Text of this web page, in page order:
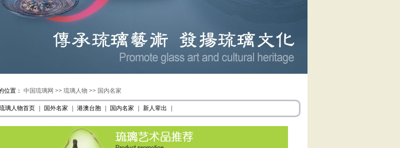
位置： 中国琉璃网 >> 琉璃人物 >> 国内名家
璃人物首页 国外名家 港澳台胞 国内名家 新人辈出